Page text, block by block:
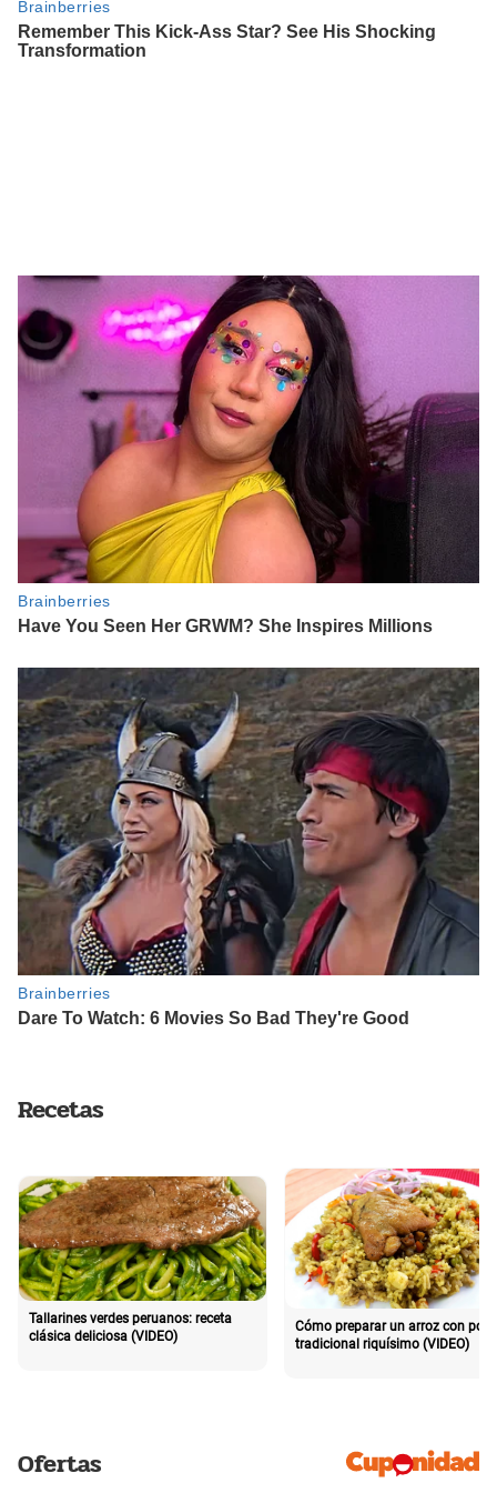
Recetas
Tallarines verdes peruanos: receta
clásica deliciosa (VIDEO)
Cómo preparar un arroz con pollo
tradicional riquísimo (VIDEO)
Ofertas